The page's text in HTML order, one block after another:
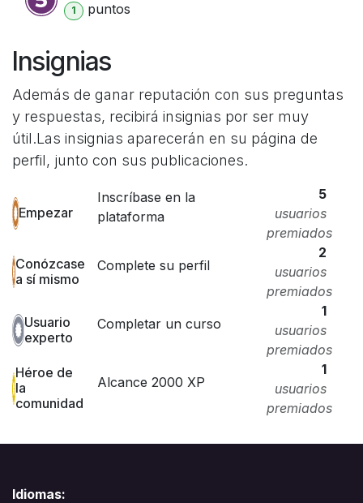
1 puntos
Insignias
Además de ganar reputación con sus preguntas
y respuestas, recibirá insignias por ser muy
útil.Las insignias aparecerán en su página de
perfil, junto con sus publicaciones.
Empezar
Inscríbase en la
plataforma
5
usuarios
premiados
Conózcase
a sí mismo
Complete su perfil
2
usuarios
premiados
Usuario
experto
Completar un curso
1
usuarios
premiados
Héroe de
la
comunidad
Alcance 2000 XP
1
usuarios
premiados
Idiomas: